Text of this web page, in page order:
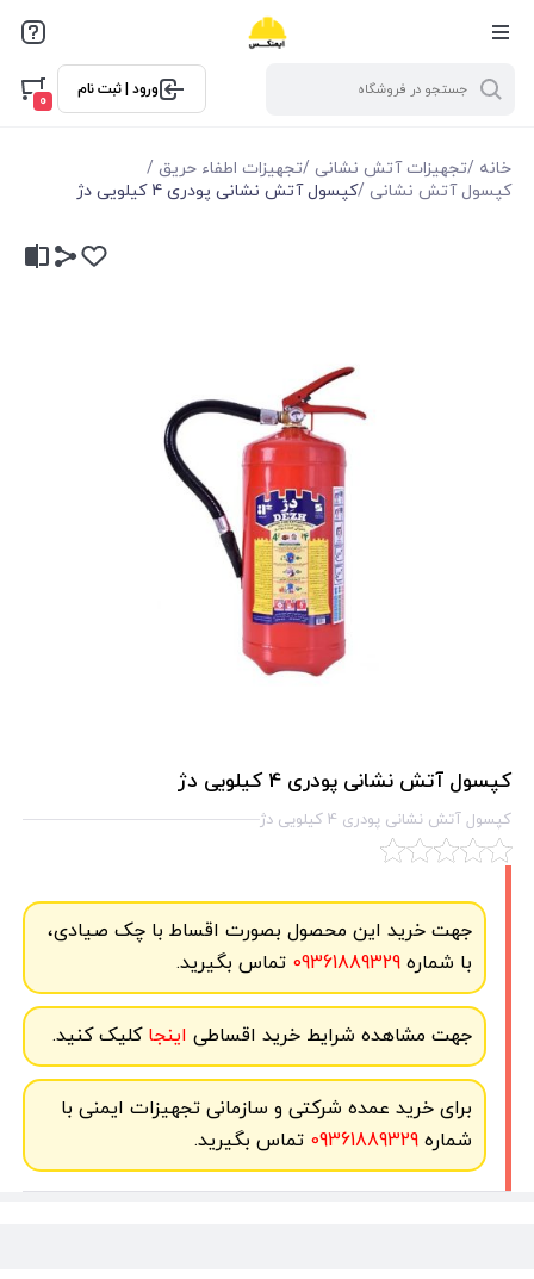
ورود | ثبت نام
0
خانه /تجهیزات آتش نشانی /تجهیزات اطفاء حریق /
کپسول آتش نشانی /کپسول آتش نشانی پودری 4 کیلویی دژ
کپسول آتش نشانی پودری 4 کیلویی دژ
کپسول آتش نشانی پودری 4 کیلویی دژ
جهت خرید این محصول بصورت اقساط با چک صیادی،
با شماره09361889329 تماس بگیرید.
جهت مشاهده شرایط خرید اقساطی اینجاکلیک کنید.
برای خرید عمده شرکتی و سازمانی تجهیزات ایمنی با
شماره09361889329 تماس بگیرید.